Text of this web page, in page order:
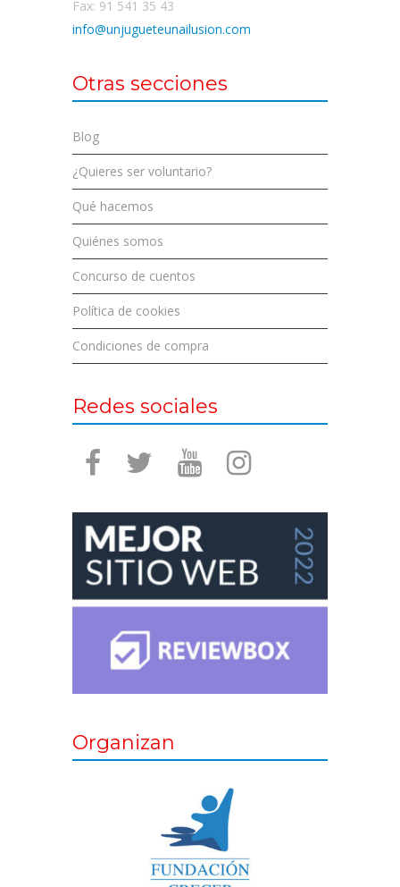
Fax: 91 541 35 43
info@unjugueteunailusion.com
Otras secciones
Blog
¿Quieres ser voluntario?
Qué hacemos
Quiénes somos
Concurso de cuentos
Política de cookies
Condiciones de compra
Redes sociales
Organizan